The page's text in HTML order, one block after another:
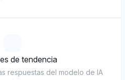
de tendencia
respuestas del modelo de IA